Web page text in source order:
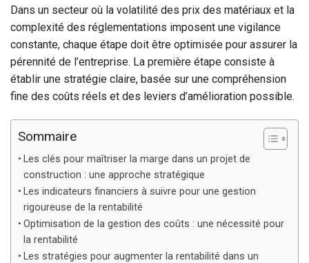
Dans un secteur où la volatilité des prix des matériaux et la
complexité des réglementations imposent une vigilance
constante, chaque étape doit être optimisée pour assurer la
pérennité de l’entreprise. La première étape consiste à
établir une stratégie claire, basée sur une compréhension
fine des coûts réels et des leviers d’amélioration possible.
Sommaire
Les clés pour maîtriser la marge dans un projet de
construction : une approche stratégique
Les indicateurs financiers à suivre pour une gestion
rigoureuse de la rentabilité
Optimisation de la gestion des coûts : une nécessité pour
la rentabilité
Les stratégies pour augmenter la rentabilité dans un